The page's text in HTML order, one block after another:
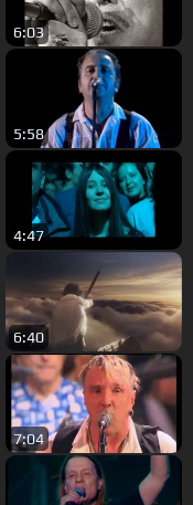
6:03
5:58
4:47
6:40
7:04